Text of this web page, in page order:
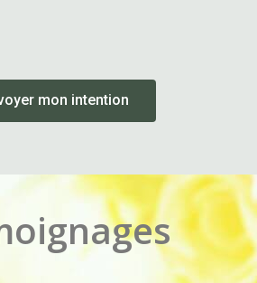
mon intention